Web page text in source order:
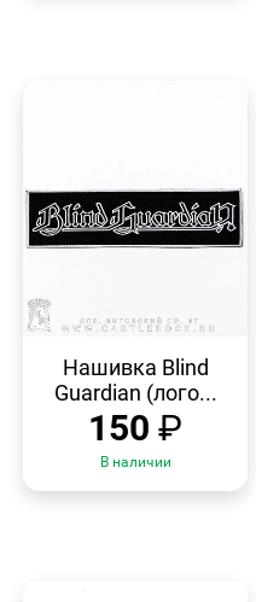
ПРОСМОТР
Нашивка Blind
Guardian (лого...
150 ₽
В наличии